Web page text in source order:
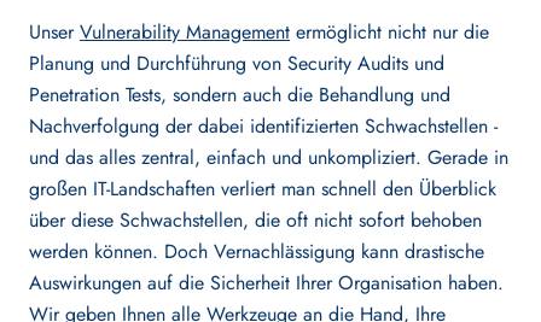
UnserVulnerability Management ermöglicht nicht nur die
Planung und Durchführung von Security Audits und
Penetration Tests, sondern auch die Behandlung und
Nachverfolgung der dabei identifizierten Schwachstellen -
und das alles zentral, einfach und unkompliziert. Gerade in
großen IT-Landschaften verliert man schnell den Überblick
über diese Schwachstellen, die oft nicht sofort behoben
werden können. Doch Vernachlässigung kann drastische
Auswirkungen auf die Sicherheit Ihrer Organisation haben.
Wir geben Ihnen alle Werkzeuge an die Hand, Ihre
Deutsch English